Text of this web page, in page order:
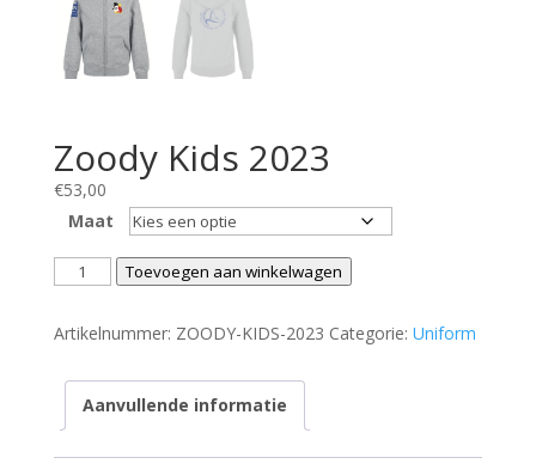
Zoody Kids 2023
€53,00
Maat
Zoody
2023
Toevoegen aan winkelwagen
Artikelnummer: ZOODY-KIDS-2023 Categorie: Uniform
Aanvullende informatie